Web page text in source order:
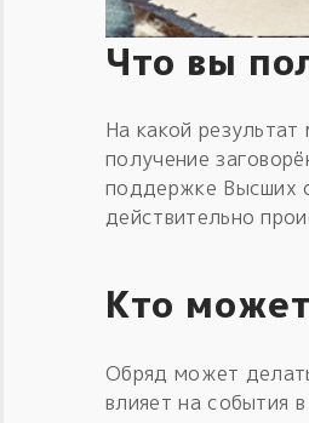
Что вы
На какой
получение
поддержке Высших
действительно
Кто
Обряд может
влияет на события